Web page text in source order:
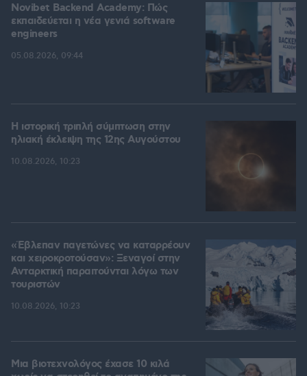
Novibet Backend Academy: Πώς
εκπαιδεύεται η νέα γενιά software
engineers
05.08.2026, 09:44
Η ιστορική τριπλή σύμπτωση στην
ηλιακή έκλειψη της 12ης Αυγούστου
10.08.2026, 10:23
«Έβλεπαν παγετώνες να καταρρέουν
και χειροκροτούσαν»: Ξεναγοί στην
Ανταρκτική παραιτούνται λόγω των
τουριστών
10.08.2026, 10:23
Μια βιοτεχνολόγος έχασε 10 κιλά